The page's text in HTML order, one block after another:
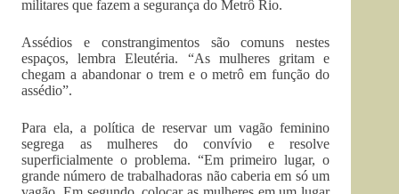
militares que fazem a segurança do Metrô Rio.
Assédios e constrangimentos são comuns nestes
espaços, lembra Eleutéria. “As mulheres gritam e
chegam a abandonar o trem e o metrô em função do
assédio”.
Para ela, a política de reservar um vagão feminino
segrega as mulheres do convívio e resolve
superficialmente o problema. “Em primeiro lugar, o
grande número de trabalhadoras não caberia em só um